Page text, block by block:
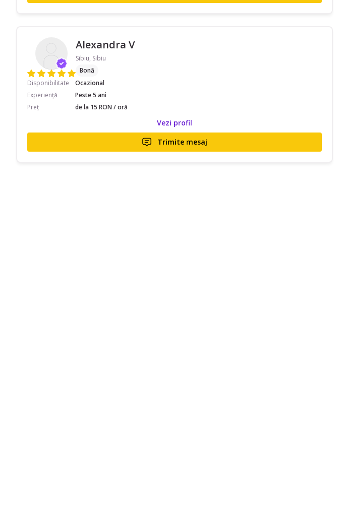
Alexandra V
Sibiu, Sibiu
Bonă
Disponibilitate
Ocazional
Experiență
Peste 5 ani
Preț
de la 15 RON / oră
Vezi profil
Trimite mesaj